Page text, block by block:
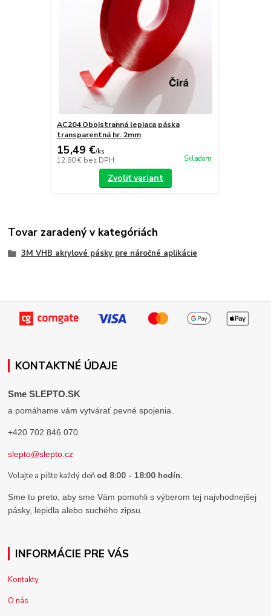
AC204 Obojstranná lepiaca páska
transparentná hr. 2mm
15,49 €/ks
12,80 € bez DPH Skladom
Zvoliť variant
Tovar zaradený v kategóriách
3M VHB akrylové pásky pre náročné aplikácie
KONTAKTNÉ ÚDAJE
Sme SLEPTO.SK
a pomáhame vám vytvárať pevné spojenia.
+420 702 846 070
slepto@slepto.cz
Volajte a píšte každý deň od 8:00 - 18:00 hodín.
Sme tu preto, aby sme Vám pomohli s výberom tej najvhodnejšej
pásky, lepidla alebo suchého zipsu.
INFORMÁCIE PRE VÁS
Kontakty
O nás